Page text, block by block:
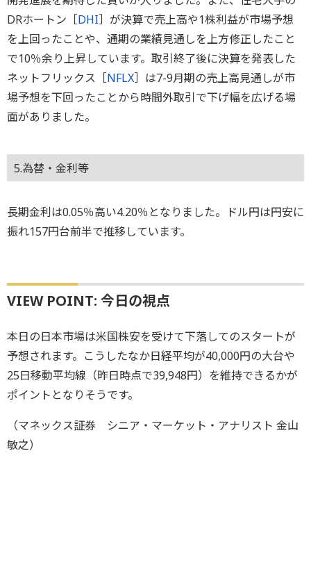
DRホートン［DHI］が決算で売上高や1株利益が市場予想
を上回ったことや、通期の業績見通しを上方修正したこと
で10％余り上昇しています。取引終了後に決算を発表した
ネットフリックス［NFLX］は7-9月期の売上高見通しが市
場予想を下回ったことから時間外取引で下げ幅を広げる場
面がありました。
5.為替・金利等
長期金利は0.05％高い4.20％となりました。ドル円は円安に
振れ157円台前半で推移しています。
VIEW POINT: 今日の視点
本日の日本市場は米国株安を受けて下落してのスタートが
予想されます。こうしたなか日経平均が40,000円の大台や
25日移動平均線（昨日時点で39,948円）を維持できるかが
ポイントとなりそうです。
（マネックス証券 シニア・マーケット・アナリスト 金山
敏之）